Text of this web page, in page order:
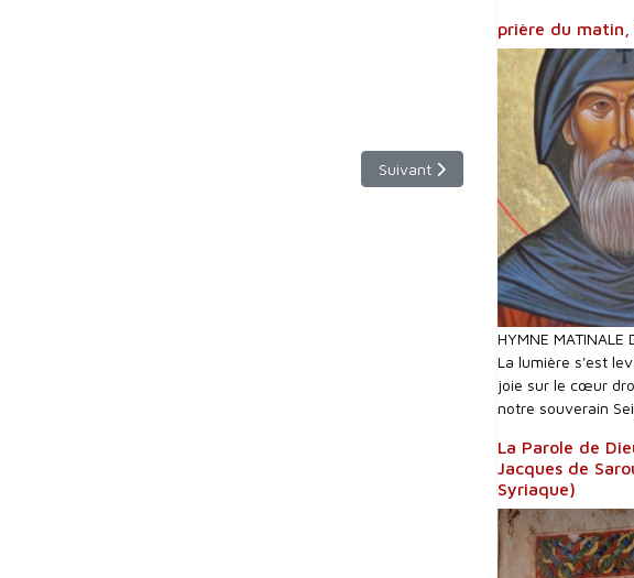
2020 à 9h30 - France 2 Article suivant : Jeudi 21 mai 2020
Suivant
prière du matin,
HYMNE MATINALE
La lumière s'est
joie sur le cœur
notre souverain
La Parole de
Jacques de
Syriaque)